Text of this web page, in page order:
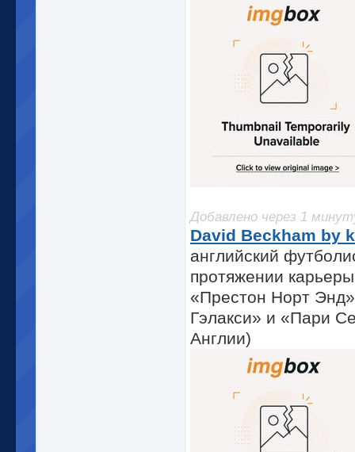
Добавлено через 1
David Beckham by
английский
протяжении
«Престон Норт
Гэлакси» и «Пари
Англии)